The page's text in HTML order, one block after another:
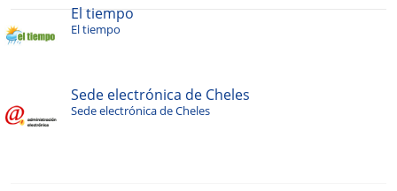
El tiempo
El tiempo
Sede electrónica de Cheles
Sede electrónica de Cheles